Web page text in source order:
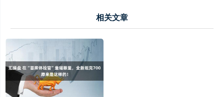
相关文章